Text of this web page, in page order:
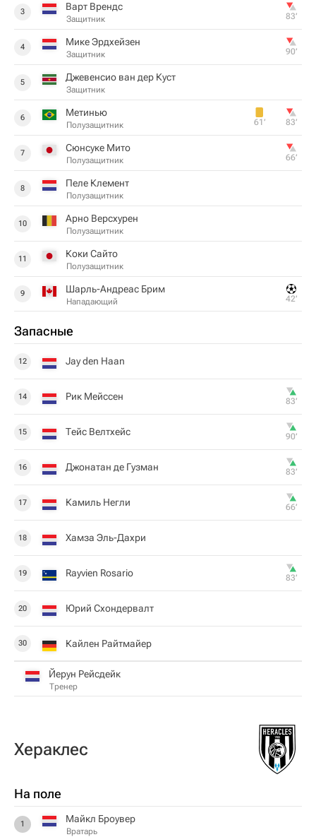
3 Варт Врендс
Защитник 83‎’‎
4 Мике Эрдхейзен
Защитник 90‎’‎
5 Джевенсио ван дер Куст
Защитник
6 Метинью
Полузащитник 61‎’‎ 83‎’‎
7 Сюнсуке Мито
Полузащитник 66‎’‎
8 Пеле Клемент
Полузащитник
10 Арно Версхурен
Полузащитник
11 Коки Сайто
Полузащитник
9 Шарль-Андреас Брим
Нападающий 42‎’‎
Запасные
12 Jay den Haan
14 Рик Мейссен 83‎’‎
15 Тейс Велтхейс 90‎’‎
16 Джонатан де Гузман 83‎’‎
17 Камиль Негли 66‎’‎
18 Хамза Эль-Дахри
19 Rayvien Rosario 83‎’‎
20 Юрий Схондервалт
30 Кайлен Райтмайер
Йерун Рейсдейк
Тренер
Хераклес
На поле
1 Майкл Броувер
Вратарь